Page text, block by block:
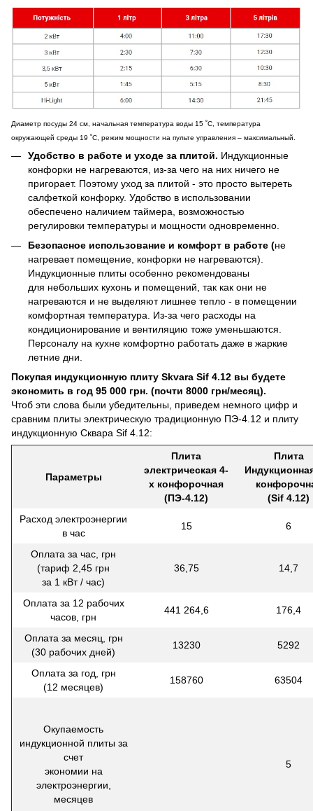
Диаметр посуды 24 см, начальная температура воды 15 ˚С, температура
окружающей среды 19 ˚С, режим мощности на пульте управления – максимальный.
Удобство в работе и уходе за плитой. Индукционные
конфорки не нагреваются, из-за чего на них ничего не
пригорает. Поэтому уход за плитой - это просто вытереть
салфеткой конфорку. Удобство в использовании
обеспечено наличием таймера, возможностью
регулировки температуры и мощности одновременно.
Безопасное использование и комфорт в работе (не
нагревает помещение, конфорки не нагреваются).
Индукционные плиты особенно рекомендованы
для небольших кухонь и помещений, так как они не
нагреваются и не выделяют лишнее тепло - в помещении
комфортная температура. Из-за чего расходы на
кондиционирование и вентиляцию тоже уменьшаются.
Персоналу на кухне комфортно работать даже в жаркие
летние дни.
Покупая индукционную плиту Skvara Sif 4.12 вы будете
экономить в год 95 000 грн. (почти 8000 грн/месяц).
Чтоб эти слова были убедительны, приведем немного цифр и
сравним плиты электрическую традиционную ПЭ-4.12 и плиту
индукционную Сквара Sif 4.12:
Параметры
Плита
электрическая 4-
х конфорочная
(ПЭ-4.12)
Плита
(Sif 4.12)
Расход электроэнергии
в час
15 6
Оплата за час, грн
(тариф 2,45 грн
за 1 кВт / час)
36,75 14,7
Оплата за 12 рабочих
часов, грн
441 264,6 176,4
Оплата за месяц, грн
(30 рабочих дней)
13230 5292
Оплата за год, грн
(12 месяцев)
158760 63504
Окупаемость
индукционной плиты за
счет
экономии на
электроэнергии,
месяцев
5